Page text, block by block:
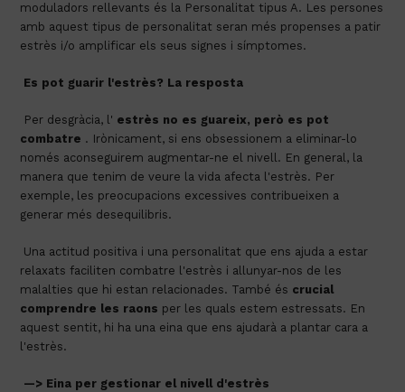
moduladors rellevants és la Personalitat tipus A. Les persones
amb aquest tipus de personalitat seran més propenses a patir
estrès i/o amplificar els seus signes i símptomes.
Es pot guarir l'estrès? La resposta
Per desgràcia, l' estrès no es guareix, però es pot
combatre . Irònicament, si ens obsessionem a eliminar-lo
només aconseguirem augmentar-ne el nivell. En general, la
manera que tenim de veure la vida afecta l'estrès. Per
exemple, les preocupacions excessives contribueixen a
generar més desequilibris.
relaxats faciliten combatre l'estrès i allunyar-nos de les
malalties que hi estan relacionades. També és crucial
comprendre les raons per les quals estem estressats. En
aquest sentit, hi ha una eina que ens ajudarà a plantar cara a
l'estrès.
—> Eina per gestionar el nivell d'estrès